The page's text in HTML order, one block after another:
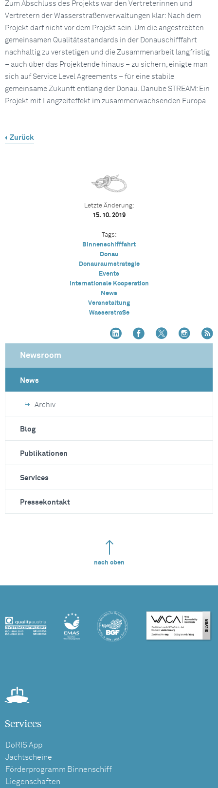
Zum Abschluss des Projekts war den Vertreterinnen und
Vertretern der Wasserstraßenverwaltungen klar: Nach dem
Projekt darf nicht vor dem Projekt sein. Um die angestrebten
gemeinsamen Qualitätsstandards in der Donauschifffahrt
nachhaltig zu verstetigen und die Zusammenarbeit langfristig
– auch über das Projektende hinaus – zu sichern, einigte man
sich auf Service Level Agreements – für eine stabile
gemeinsame Zukunft entlang der Donau. Danube STREAM: Ein
Projekt mit Langzeiteffekt im zusammenwachsenden Europa.
Zurück
Letzte Änderung:
15. 10. 2019
Tags:
Binnenschifffahrt
Donau
Donauraumstrategie
Events
Internationale Kooperation
News
Veranstaltung
Wasserstraße
Newsroom
News
Archiv
Blog
Publikationen
Services
Pressekontakt
nach oben
Services
DoRIS App
Jachtscheine
Förderprogramm Binnenschiff
Liegenschaften